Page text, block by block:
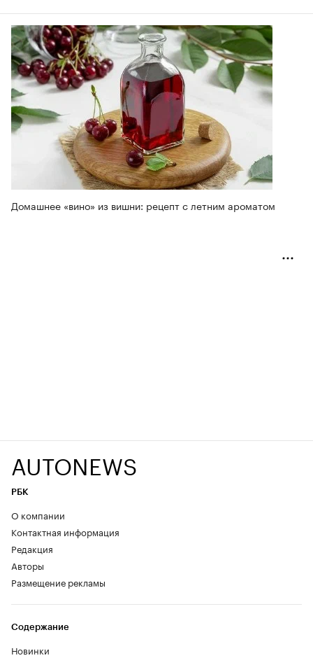
Домашнее «вино» из вишни: рецепт с летним ароматом
AUTONEWS
РБК
О компании
Контактная информация
Редакция
Авторы
Размещение рекламы
Содержание
Новинки